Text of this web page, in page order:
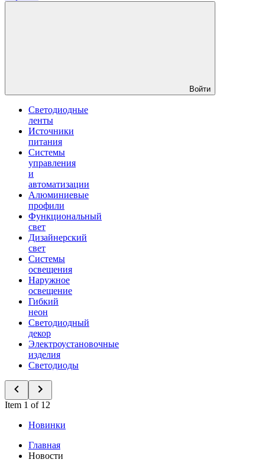
Войти
Светодиодные
ленты
Источники
питания
Системы
управления
и
автоматизации
Алюминиевые
профили
Функциональный
свет
Дизайнерский
свет
Системы
освещения
Наружное
освещение
Гибкий
неон
Светодиодный
декор
Электроустановочные
изделия
Светодиоды
Item 1 of 12
Новинки
Главная
Новости